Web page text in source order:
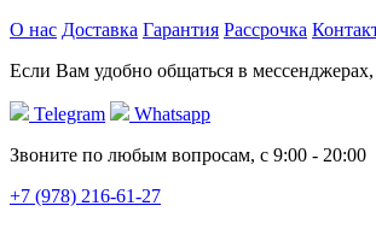
О нас Доставка Гарантия Рассрочка
Если Вам удобно общаться в
Telegram
Whatsapp
Звоните по любым вопросам, с 9:00 - 20:00
+7 (978) 216-61-27